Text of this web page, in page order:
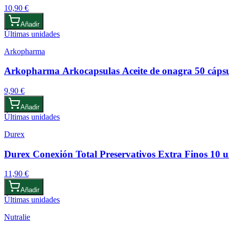
10,90 €
Añadir
Últimas unidades
Arkopharma
Arkopharma Arkocapsulas Aceite de onagra 50
9,90 €
Añadir
Últimas unidades
Durex
Durex Conexión Total Preservativos Extra Finos 10
11,90 €
Añadir
Últimas unidades
Nutralie